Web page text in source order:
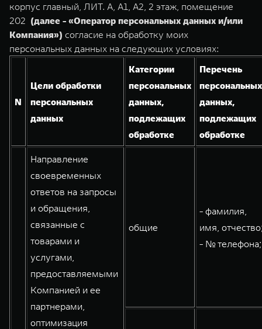
TANK 500
Веди за собой
от 6 499 000 ₽
TANK 700
Сила признания
от 10 199 000 ₽
WEY 07
Расширяя границы комфорта
от 6 149 000 ₽
WEY 05
WEY 80
Масштаб возможностей
от 6 449 000 ₽
Корпоративным клиентам
TANK ФИНАНСЫ
TANK Лизинг
Специальные предложения
Моторные масла
Цифровые сервисы TANK
корпус главный, ЛИТ. А, А1, А2, 2 этаж, помещение
202 (далее - «Оператор персональных данных и/или
Компания») согласие на обработку моих
персональных данных на следующих условиях:
N
Цели обработки
персональных
данных
Категории
персональных
данных,
подлежащих
обработке
Перечень
персональных
данных,
подлежащих
обработке
Направление
своевременных
ответов на запросы
и обращения,
связанные с
товарами и
услугами,
предоставляемыми
Компанией и ее
партнерами,
оптимизация
общие
- фамилия,
имя,
- № телефона;